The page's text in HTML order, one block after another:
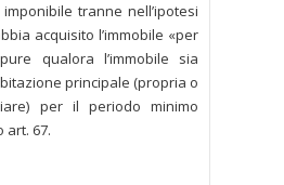
tranne nell’ipotesi
acquisito l’immobile «per
qualora l’immobile sia
principale (propria o
per il periodo minimo
art. 67.